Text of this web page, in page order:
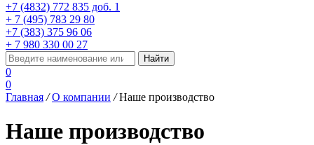
+7 (4832) 772 835 доб. 1
+ 7 (495) 783 29 80
+7 (383) 375 96 06
+ 7 980 330 00 27
0
0
Главная / О компании / Наше производство
Наше производство